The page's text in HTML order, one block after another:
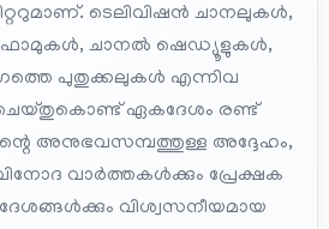
ടെലിവിഷൻ ചാനലുകൾ,
ചാനൽ ഷെഡ്യൂളുകൾ,
പുതുക്കലുകൾ എന്നിവ
ചെയ്തുകൊണ്ട് ഏകദേശം രണ്ട്
അനുഭവസമ്പത്തുള്ള അദ്ദേഹം,
വാർത്തകൾക്കും പ്രേക്ഷക
വിശ്വസനീയമായ